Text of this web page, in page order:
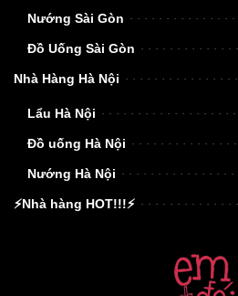
Nướng Sài Gòn
Đồ Uống Sài Gòn
Nhà Hàng Hà Nội
Lẩu Hà Nội
Đồ uống Hà Nội
Nướng Hà Nội
⚡Nhà hàng HOT!!!⚡